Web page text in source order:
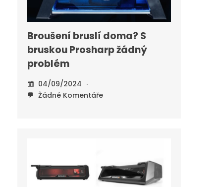
Broušení bruslí doma? S
bruskou Prosharp žádný
problém
04/09/2024
Žádné Komentáře